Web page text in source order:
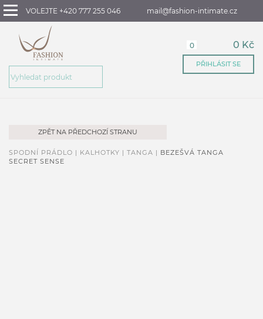
VOLEJTE +420 777 255 046 mail@fashion-intimate.cz
0 0 Kč
PŘIHLÁSIT SE
ZPĚT NA PŘEDCHOZÍ STRANU
SPODNÍ PRÁDLO | KALHOTKY | TANGA | BEZEŠVÁ TANGA
SECRET SENSE